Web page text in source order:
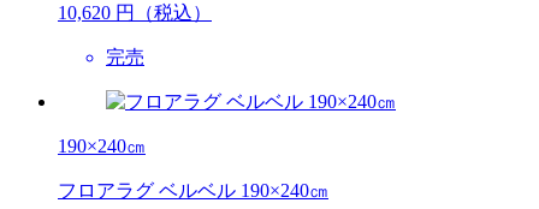
10,620 円（税込）
完売
190×240㎝
フロアラグ ベルベル 190×240㎝